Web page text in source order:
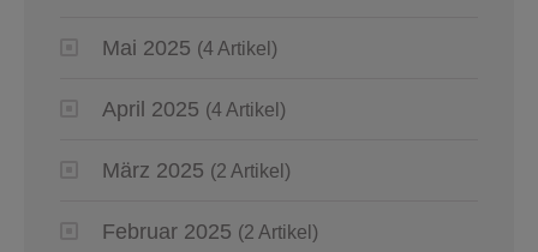
Mai 2025 (4 Artikel)
April 2025 (4 Artikel)
März 2025 (2 Artikel)
Februar 2025 (2 Artikel)